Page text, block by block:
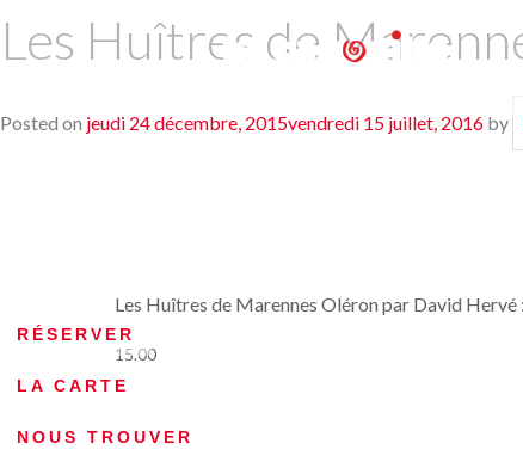
RÉSERVER
LA CARTE
NOUS TROUVER
Les Huîtres de
Posted on jeudi 24 décembre, 2015vendredi 15 juillet, 2016 by
Les Huîtres de Marennes Oléron par David Hervé
15.00